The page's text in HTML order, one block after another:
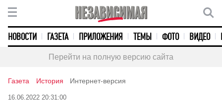
НОВОСТИ ГАЗЕТА ПРИЛОЖЕНИЯ ТЕМЫ ФОТО ВИДЕО
Перейти на полную версию сайта
Газета История Интернет-версия
16.06.2022 20:31:00